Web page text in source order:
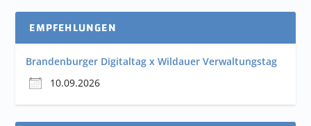
EMPFEHLUNGEN
Brandenburger Digitaltag x Wildauer Verwaltungstag
10.09.2026